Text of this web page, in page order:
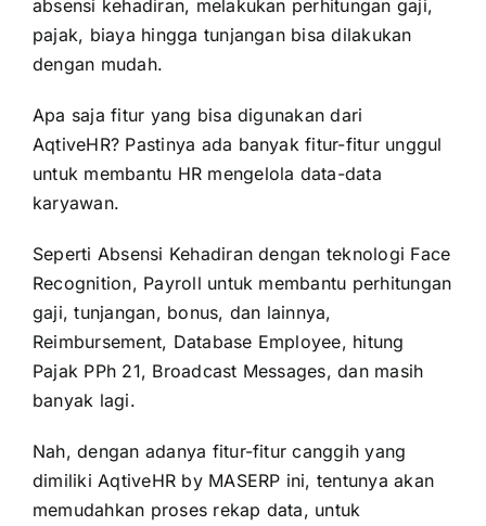
absensi kehadiran, melakukan perhitungan gaji,
pajak, biaya hingga tunjangan bisa dilakukan
dengan mudah.
Apa saja fitur yang bisa digunakan dari
AqtiveHR? Pastinya ada banyak fitur-fitur unggul
untuk membantu HR mengelola data-data
karyawan.
Seperti Absensi Kehadiran dengan teknologi Face
Recognition, Payroll untuk membantu perhitungan
gaji, tunjangan, bonus, dan lainnya,
Reimbursement, Database Employee, hitung
Pajak PPh 21, Broadcast Messages, dan masih
banyak lagi.
Nah, dengan adanya fitur-fitur canggih yang
dimiliki AqtiveHR by MASERP ini, tentunya akan
memudahkan proses rekap data, untuk